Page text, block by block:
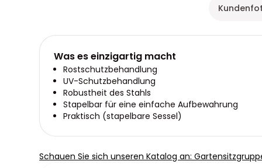
Was es einzigartig macht
Rostschutzbehandlung
UV-Schutzbehandlung
Robustheit des Stahls
Stapelbar für eine einfache Aufbewahrung
Praktisch (stapelbare Sessel)
Schauen Sie sich unseren Katalog an: